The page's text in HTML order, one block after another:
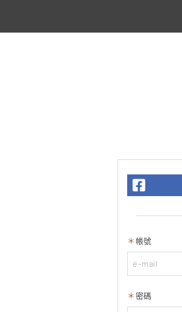
帳號
密碼